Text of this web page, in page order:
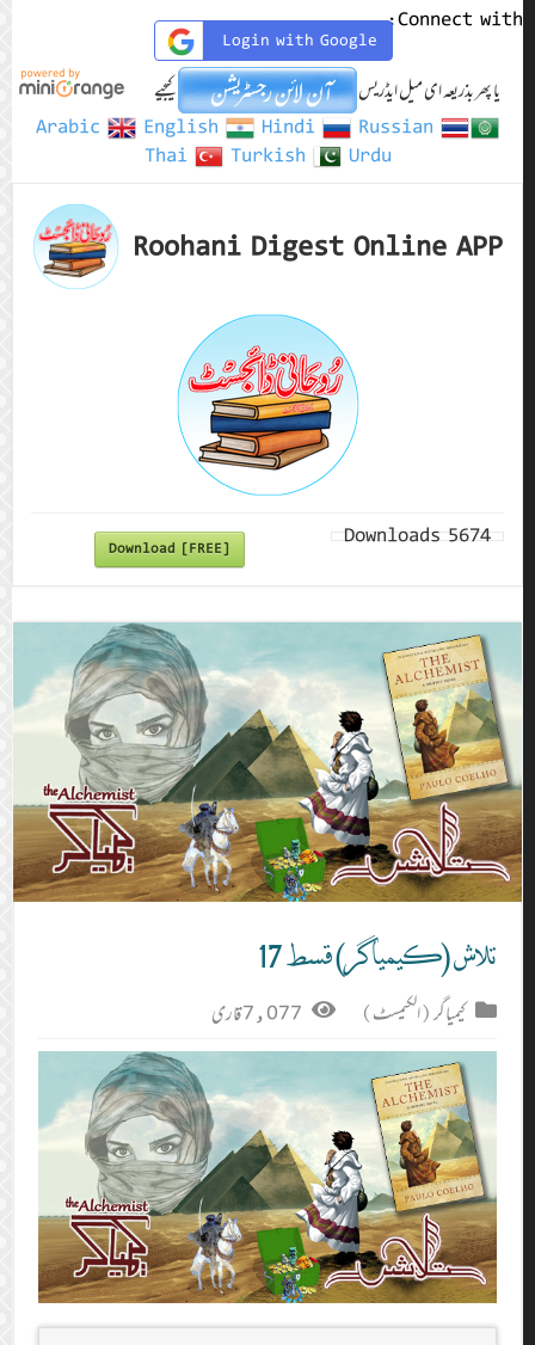
Connect with:
Login with Google
یا پھر بذریعہ ای میل ایڈریس
کیجیے
Arabic
English Hindi
Russian
Thai
Turkish Urdu
Roohani Digest Online APP
Download [FREE] 5674
Downloads
تلاش (کیمیاگر) قسط 17
کیمیاگر (الکیمسٹ) 7,077 قاری